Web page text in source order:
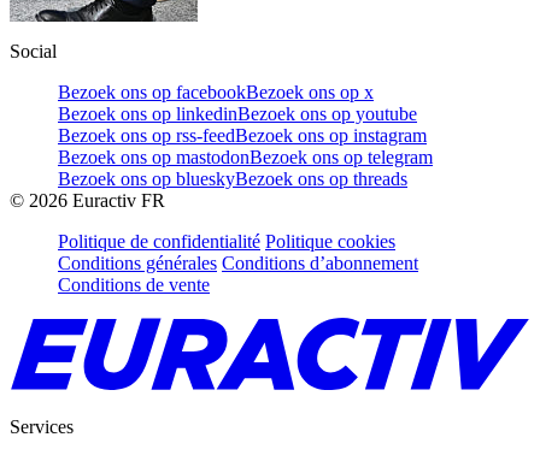
Social
Bezoek ons op facebookBezoek ons op x
Bezoek ons op linkedinBezoek ons op youtube
Bezoek ons op rss-feedBezoek ons op instagram
Bezoek ons op mastodonBezoek ons op telegram
Bezoek ons op blueskyBezoek ons op threads
© 2026 Euractiv FR
Politique de confidentialité Politique cookies
Conditions générales Conditions d’abonnement
Conditions de vente
Services